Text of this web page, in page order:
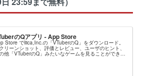
のQアプリ - App Store
Store でliica,Inc.の「VTuberのQ」をダウンロード。
リーンショット、評価とレビュー、ユーザのヒント、
他「VTuberのQ」みたいなゲームを見ることができま